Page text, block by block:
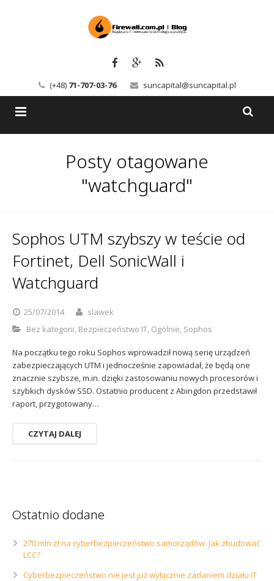
(+48) 71-707-03-76 suncapital@suncapital.pl
Serwery pocztowe
Sophos
Kontakt
Polityka prywatności
Posty otagowane
"watchguard"
Sophos UTM szybszy w teście od
Fortinet, Dell SonicWall i
Watchguard
25/07/2014
slawek
Bez kategorii, Bezpieczeństwo IT, Ogólnie, Sophos
Na początku tego roku Sophos wprowadził nową serię urządzeń
zabezpieczających UTM i jednocześnie zapowiadał, że będą one
znacznie szybsze, m.in. dzięki zastosowaniu nowych procesorów i
szybkich dysków SSD. Ostatnio producent z Abingdon przedstawił
raport, przygotowany…
CZYTAJ DALEJ
Ostatnio dodane
270 mln zł na cyberbezpieczeństwo samorządów. Jak zbudować
LCC?
Cyberbezpieczeństwo nie jest już wyłącznie zadaniem działu IT